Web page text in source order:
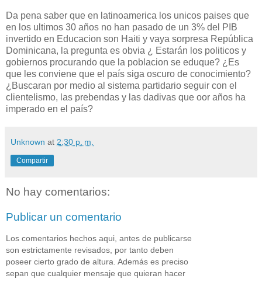
Da pena saber que en latinoamerica los unicos paises que
en los ultimos 30 años no han pasado de un 3% del PIB
invertido en Educacion son Haiti y vaya sorpresa República
Dominicana, la pregunta es obvia ¿ Estarán los politicos y
gobiernos procurando que la poblacion se eduque? ¿Es
que les conviene que el país siga oscuro de conocimiento?
¿Buscaran por medio al sistema partidario seguir con el
clientelismo, las prebendas y las dadivas que oor años ha
imperado en el país?
Unknown at 2:30 p. m.
Compartir
No hay comentarios:
Publicar un comentario
Los comentarios hechos aqui, antes de publicarse
son estrictamente revisados, por tanto deben
poseer cierto grado de altura. Además es preciso
sepan que cualquier mensaje que quieran hacer